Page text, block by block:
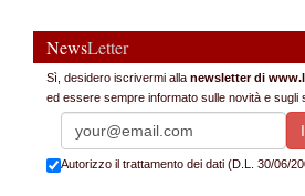
NewsLetter
Sì, desidero iscrivermi alla newsletter di
ed essere sempre informato sulle novità e sugli
Autorizzo il trattamento dei dati (D.L. 30/06/